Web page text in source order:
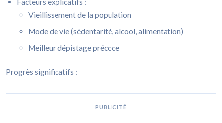
Facteurs explicatifs :
Vieillissement de la population
Mode de vie (sédentarité, alcool, alimentation)
Meilleur dépistage précoce
Progrès significatifs :
PUBLICITÉ